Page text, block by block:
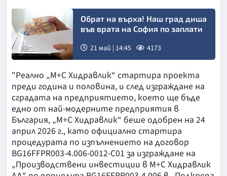
Обрат на върха! Наш град диша
във врата на София по заплати
21 май | 14:45 4173
"Реално „М+С Хидравлик“ стартира проекта
преди година и половина, и след изграждане на
сградата на предприятието, което ще бъде
едно от най-модерните предприятия в
България, „М+С Хидравлик“ беше одобрен на 24
април 2026 г., като официално стартира
процедурата по изпълнението на договор
BG16FFPR003-4.006-0012-C01 за изграждане на
„Производствени инвестиции в М+С Хидравлик